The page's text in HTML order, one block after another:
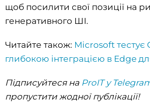
щоб посилити свої позиції на
генеративного ШІ.
Читайте також: Microsoft тестує
глибокою інтеграцією в Edge
Підписуйтеся на ProIT у
пропустити жодної публікації!